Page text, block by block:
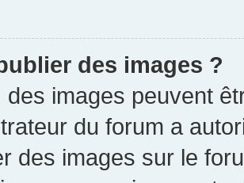
des images ?
des images peuvent
du forum a
des images sur le